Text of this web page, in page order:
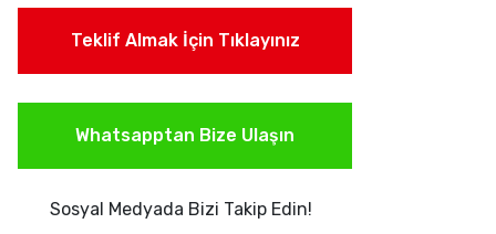
Teklif Almak İçin Tıklayınız
Whatsapptan Bize Ulaşın
Sosyal Medyada Bizi Takip Edin!